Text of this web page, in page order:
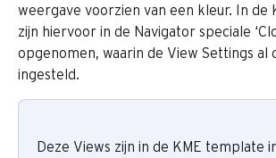
weergave voorzien van een kleur. In de
zijn hiervoor in de Navigator speciale
opgenomen, waarin de View Settings al
ingesteld.
Deze Views zijn in de KME template